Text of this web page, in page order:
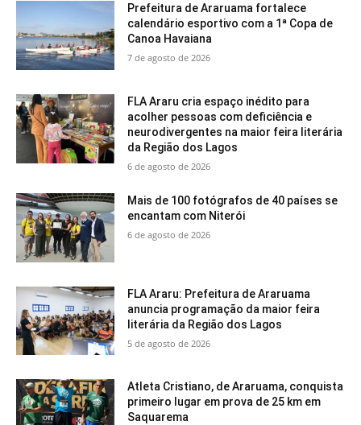
Prefeitura de Araruama fortalece
calendário esportivo com a 1ª Copa de
Canoa Havaiana
7 de agosto de 2026
FLA Araru cria espaço inédito para
acolher pessoas com deficiência e
neurodivergentes na maior feira literária
da Região dos Lagos
6 de agosto de 2026
Mais de 100 fotógrafos de 40 países se
encantam com Niterói
6 de agosto de 2026
FLA Araru: Prefeitura de Araruama
anuncia programação da maior feira
literária da Região dos Lagos
5 de agosto de 2026
Atleta Cristiano, de Araruama, conquista
primeiro lugar em prova de 25 km em
Saquarema